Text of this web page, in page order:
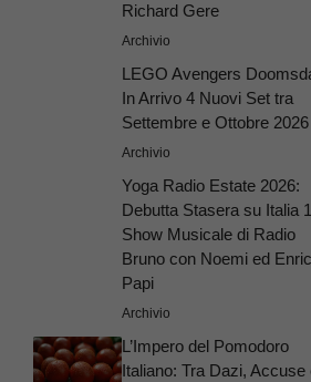
Richard Gere
Archivio
LEGO Avengers
In Arrivo 4 Nuovi Set tra
Settembre e Ottobre 2026
Archivio
Yoga Radio Estate 2026:
Debutta Stasera su Italia
Show Musicale di Radio
Bruno con Noemi ed
Papi
Archivio
L’Impero del Pomodoro
Italiano: Tra Dazi, Accuse